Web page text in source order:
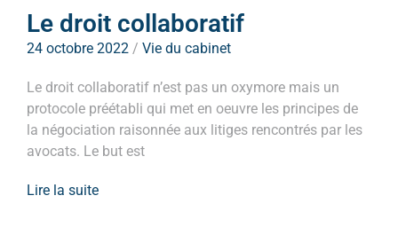
Le droit collaboratif
24 octobre 2022 / Vie du cabinet
Le droit collaboratif n’est pas un oxymore mais un
protocole préétabli qui met en oeuvre les principes de
la négociation raisonnée aux litiges rencontrés par les
avocats. Le but est
Lire la suite